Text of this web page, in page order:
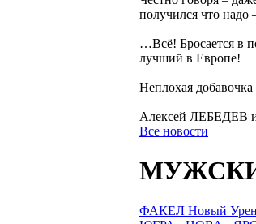
получился что надо
…Всё! Бросается в
лучший в Европе!
Неплохая
Алексей ЛЕБЕДЕВ
Все новости
ФАКЕЛ Новый